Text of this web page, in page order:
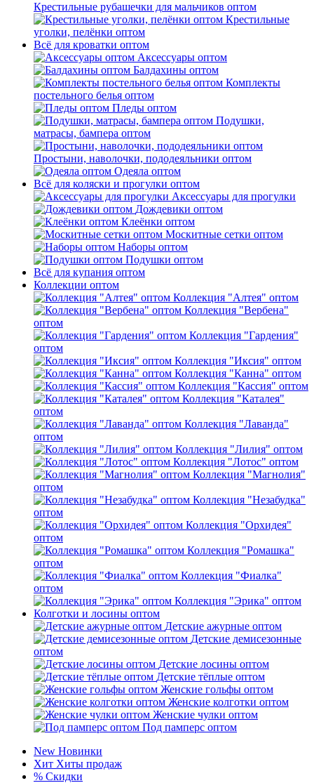
Крестильные рубашечки для мальчиков оптом
Крестильные
уголки, пелёнки оптом
Всё для кроватки оптом
Аксессуары оптом
Балдахины оптом
Комплекты
постельного белья оптом
Пледы оптом
Подушки,
матрасы, бампера оптом
Простыни, наволочки, пододеяльники оптом
Одеяла оптом
Всё для коляски и прогулки оптом
Аксессуары для прогулки
Дождевики оптом
Клеёнки оптом
Москитные сетки оптом
Наборы оптом
Подушки оптом
Всё для купания оптом
Коллекции оптом
Коллекция "Алтея" оптом
Коллекция "Вербена"
оптом
Коллекция "Гардения"
оптом
Коллекция "Иксия" оптом
Коллекция "Канна" оптом
Коллекция "Кассия" оптом
Коллекция "Каталея"
оптом
Коллекция "Лаванда"
оптом
Коллекция "Лилия" оптом
Коллекция "Лотос" оптом
Коллекция "Магнолия"
оптом
Коллекция "Незабудка"
оптом
Коллекция "Орхидея"
оптом
Коллекция "Ромашка"
оптом
Коллекция "Фиалка"
оптом
Коллекция "Эрика" оптом
Колготки и лосины оптом
Детские ажурные оптом
Детские демисезонные
оптом
Детские лосины оптом
Детские тёплые оптом
Женские гольфы оптом
Женские колготки оптом
Женские чулки оптом
Под памперс оптом
New Новинки
Хит Хиты продаж
% Скидки